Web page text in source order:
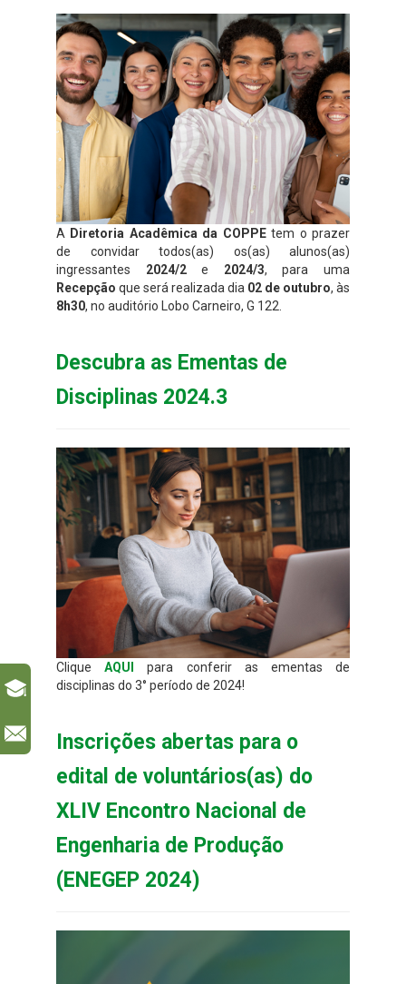
A Diretoria Acadêmica da COPPEtem o prazer
de convidar todos(as) os(as) alunos(as)
ingressantes 2024/2e 2024/3, para uma
Recepção que será realizada dia 02 de outubro, às
8h30, no auditório Lobo Carneiro, G 122.
Descubra as Ementas de
Disciplinas 2024.3
CliqueAQUI
para conferir as ementas de
disciplinas do 3° período de 2024!
Inscrições abertas para o
edital de voluntários(as) do
XLIV Encontro Nacional de
Engenharia de Produção
(ENEGEP 2024)